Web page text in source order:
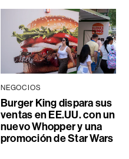
NEGOCIOS
Burger King dispara sus
ventas en EE.UU. con un
nuevo Whopper y una
promoción de Star Wars